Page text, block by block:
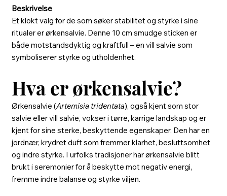
Beskrivelse
Et klokt valg for de som søker stabilitet og styrke i sine
ritualer er ørkensalvie. Denne 10 cm smudge sticken er
både motstandsdyktig og kraftfull – en vill salvie som
symboliserer styrke og utholdenhet.
Hva er ørkensalvie?
Ørkensalvie (Artemisia tridentata), også kjent som stor
salvie eller vill salvie, vokser i tørre, karrige landskap og er
kjent for sine sterke, beskyttende egenskaper. Den har en
jordnær, krydret duft som fremmer klarhet, besluttsomhet
og indre styrke. I urfolks tradisjoner har ørkensalvie blitt
brukt i seremonier for å beskytte mot negativ energi,
fremme indre balanse og styrke viljen.